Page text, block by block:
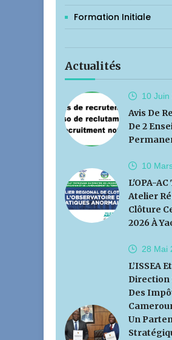
Formation Initiale
Actualités
10 Juin
Avis De
De 2
10
L'OPA-
Atelier
Clôture
2026 À
28 Mai
L’ISSEA
Direction
Des
Un